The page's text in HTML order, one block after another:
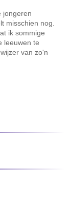
jongeren
misschien nog.
ik sommige
leeuwen te
van zo'n